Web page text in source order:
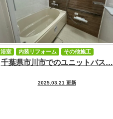
千葉県市川市でのユニットバス…
2025.03.21 更新
浴室 内装リフォーム その他施工